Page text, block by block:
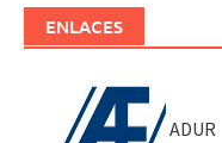
ENLACES
ADUR